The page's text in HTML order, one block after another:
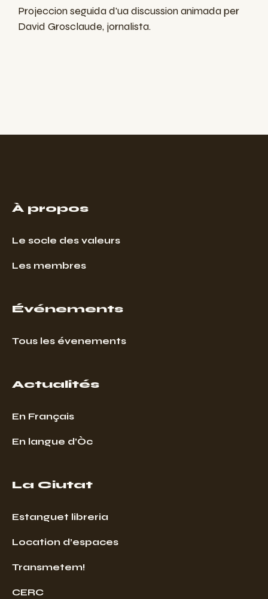
Projeccion seguida d'ua discussion animada per
David Grosclaude, jornalista.
À propos
Le socle des valeurs
Les membres
Événements
Tous les évenements
Actualités
En Français
En langue d’Òc
La Ciutat
Estanguet libreria
Location d’espaces
Transmetem!
CERC